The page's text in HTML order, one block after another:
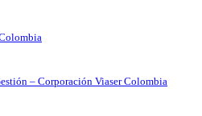
– Corporación Viaser Colombia